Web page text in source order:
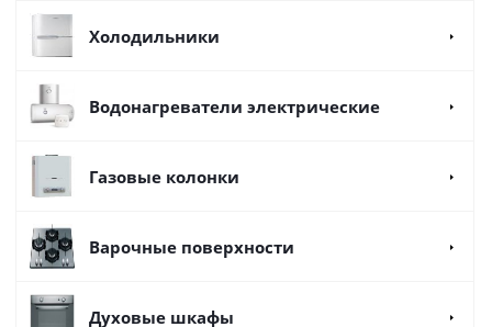
Холодильники
Водонагреватели электрические
Газовые колонки
Варочные поверхности
Духовые шкафы